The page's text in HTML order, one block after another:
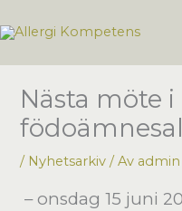
till
Nästa möte i
/ Nyhetsarkiv / Av admin
– onsdag 15 juni